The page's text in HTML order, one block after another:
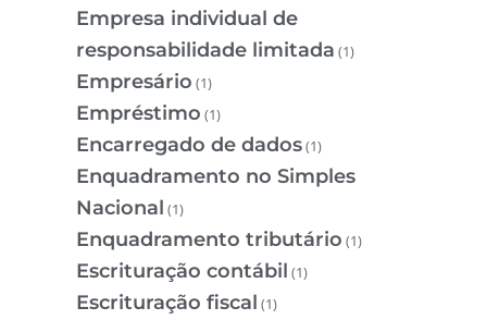
Empresa individual de
responsabilidade limitada (1)
Empresário (1)
Empréstimo (1)
Encarregado de dados(1)
Enquadramento no Simples
Nacional (1)
Enquadramento tributário (1)
Escrituração contábil (1)
Escrituração fiscal (1)